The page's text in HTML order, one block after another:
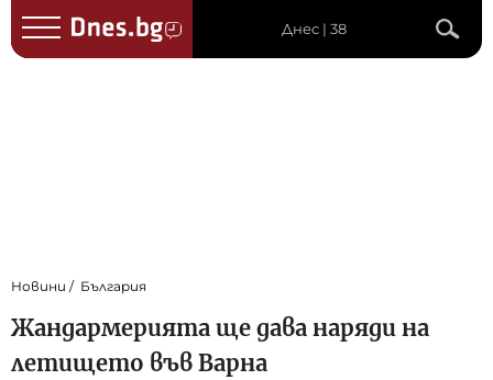
Днес | 38
Новини България
Жандармерията ще дава наряди на
летището във Варна